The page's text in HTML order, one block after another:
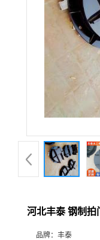
河北丰泰 钢制拍
品牌： 丰泰